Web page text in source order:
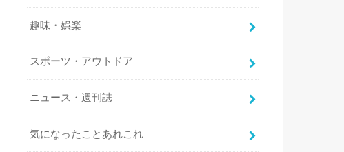
趣味・娯楽
スポーツ・アウトドア
ニュース・週刊誌
気になったことあれこれ